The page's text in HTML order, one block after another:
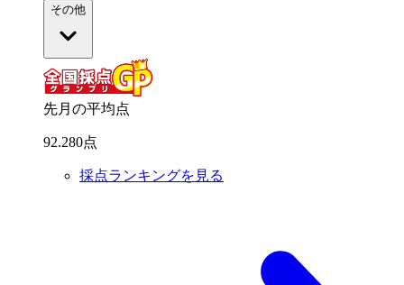
その他
先月の平均点
92.280点
採点ランキングを見る